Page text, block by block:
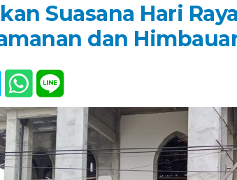
Suasana Hari
dan